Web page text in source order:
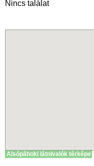
Nincs találat
Alsópáhoki látnivalók térképe